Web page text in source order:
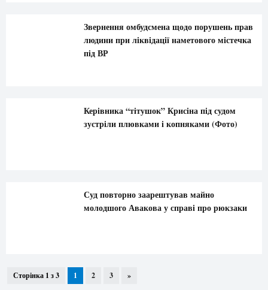
Звернення омбудсмена щодо порушень прав
людини при ліквідації наметового містечка
під ВР
Керівника “тітушок” Крисіна під судом
зустріли плювками і копняками (Фото)
Суд повторно заарештував майно
молодшого Авакова у справі про рюкзаки
Сторінка 1 з 3 1 2 3 »